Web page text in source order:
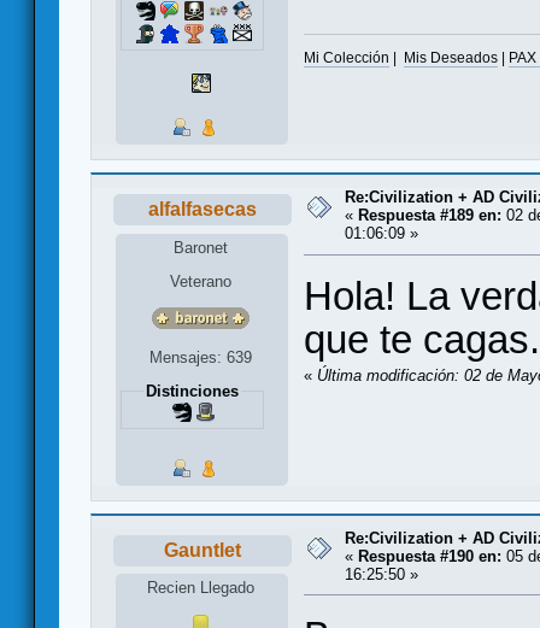
Mi Colección | Mis Deseados |
alfalfasecas
Baronet
Veterano
Mensajes: 639
Distinciones
Re:Civilization + AD
« Respuesta #189 en: 02
01:06:09 »
Hola! La
que te
« Última modificación: 02 de
Gauntlet
Recien Llegado
Re:Civilization + AD
« Respuesta #190 en: 05
16:25:50 »